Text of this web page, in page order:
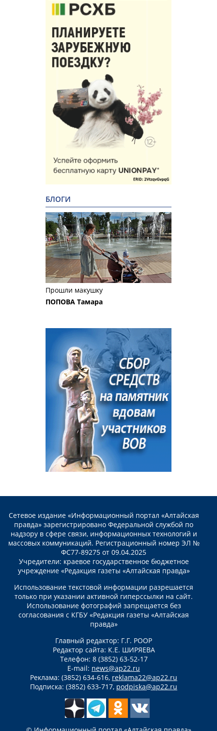
БЛОГИ
Прошли макушку
ПОПОВА Тамара
Сетевое издание «Информационный портал «Алтайская
правда» зарегистрировано Федеральной службой по
надзору в сфере связи, информационных технологий и
массовых коммуникаций. Регистрационный номер ЭЛ №
ФС77-89275 от 09.04.2025
Учредители: краевое государственное бюджетное
учреждение «Редакция газеты «Алтайская правда»
Использование текстовой информации разрешается
только при указании активной гиперссылки на сайт.
Использование фотографий запрещается без
согласования с КГБУ «Редакция газеты «Алтайская
правда»
Главный редактор: Г.Г. РООР
Редактор сайта: К.Е. ШИРЯЕВА
Телефон: 8 (3852) 63-52-17
E-mail: news@ap22.ru
Реклама: (3852) 634-616, reklama22@ap22.ru
Подписка: (3852) 633-717, podpiska@ap22.ru